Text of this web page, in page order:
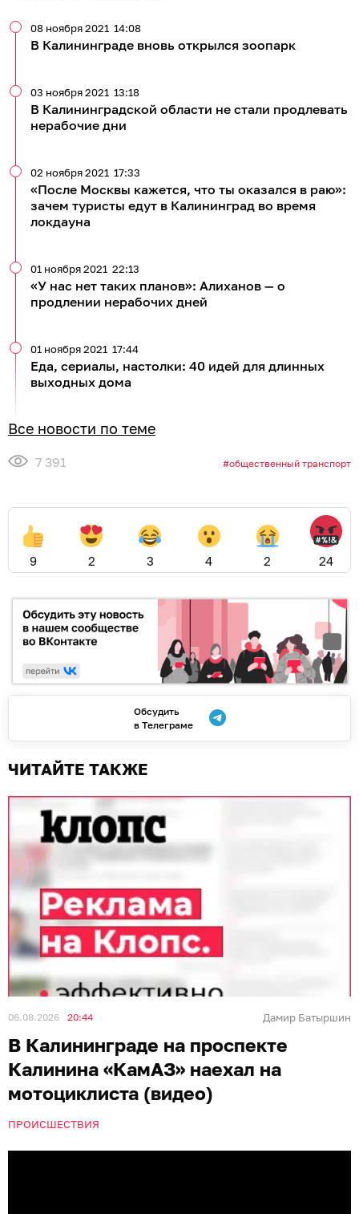
В Калининграде вновь открылся зоопарк
08 ноября 2021 14:08
В Калининградской области не стали продлевать
нерабочие дни
03 ноября 2021 13:18
«После Москвы кажется, что ты оказался в раю»:
зачем туристы едут в Калининград во время
локдауна
02 ноября 2021 17:33
«У нас нет таких планов»: Алиханов — о
продлении нерабочих дней
01 ноября 2021 22:13
Еда, сериалы, настолки: 40 идей для длинных
выходных дома
01 ноября 2021 17:44
Все новости по теме
7 391 общественный транспорт
9 2 3 4 2 24
Обсудить
в Телеграме
ЧИТАЙТЕ ТАКЖЕ
06.08.2026 20:44 Дамир Батыршин
В Калининграде на проспекте
Калинина «КамАЗ» наехал на
мотоциклиста (видео)
ПРОИСШЕСТВИЯ